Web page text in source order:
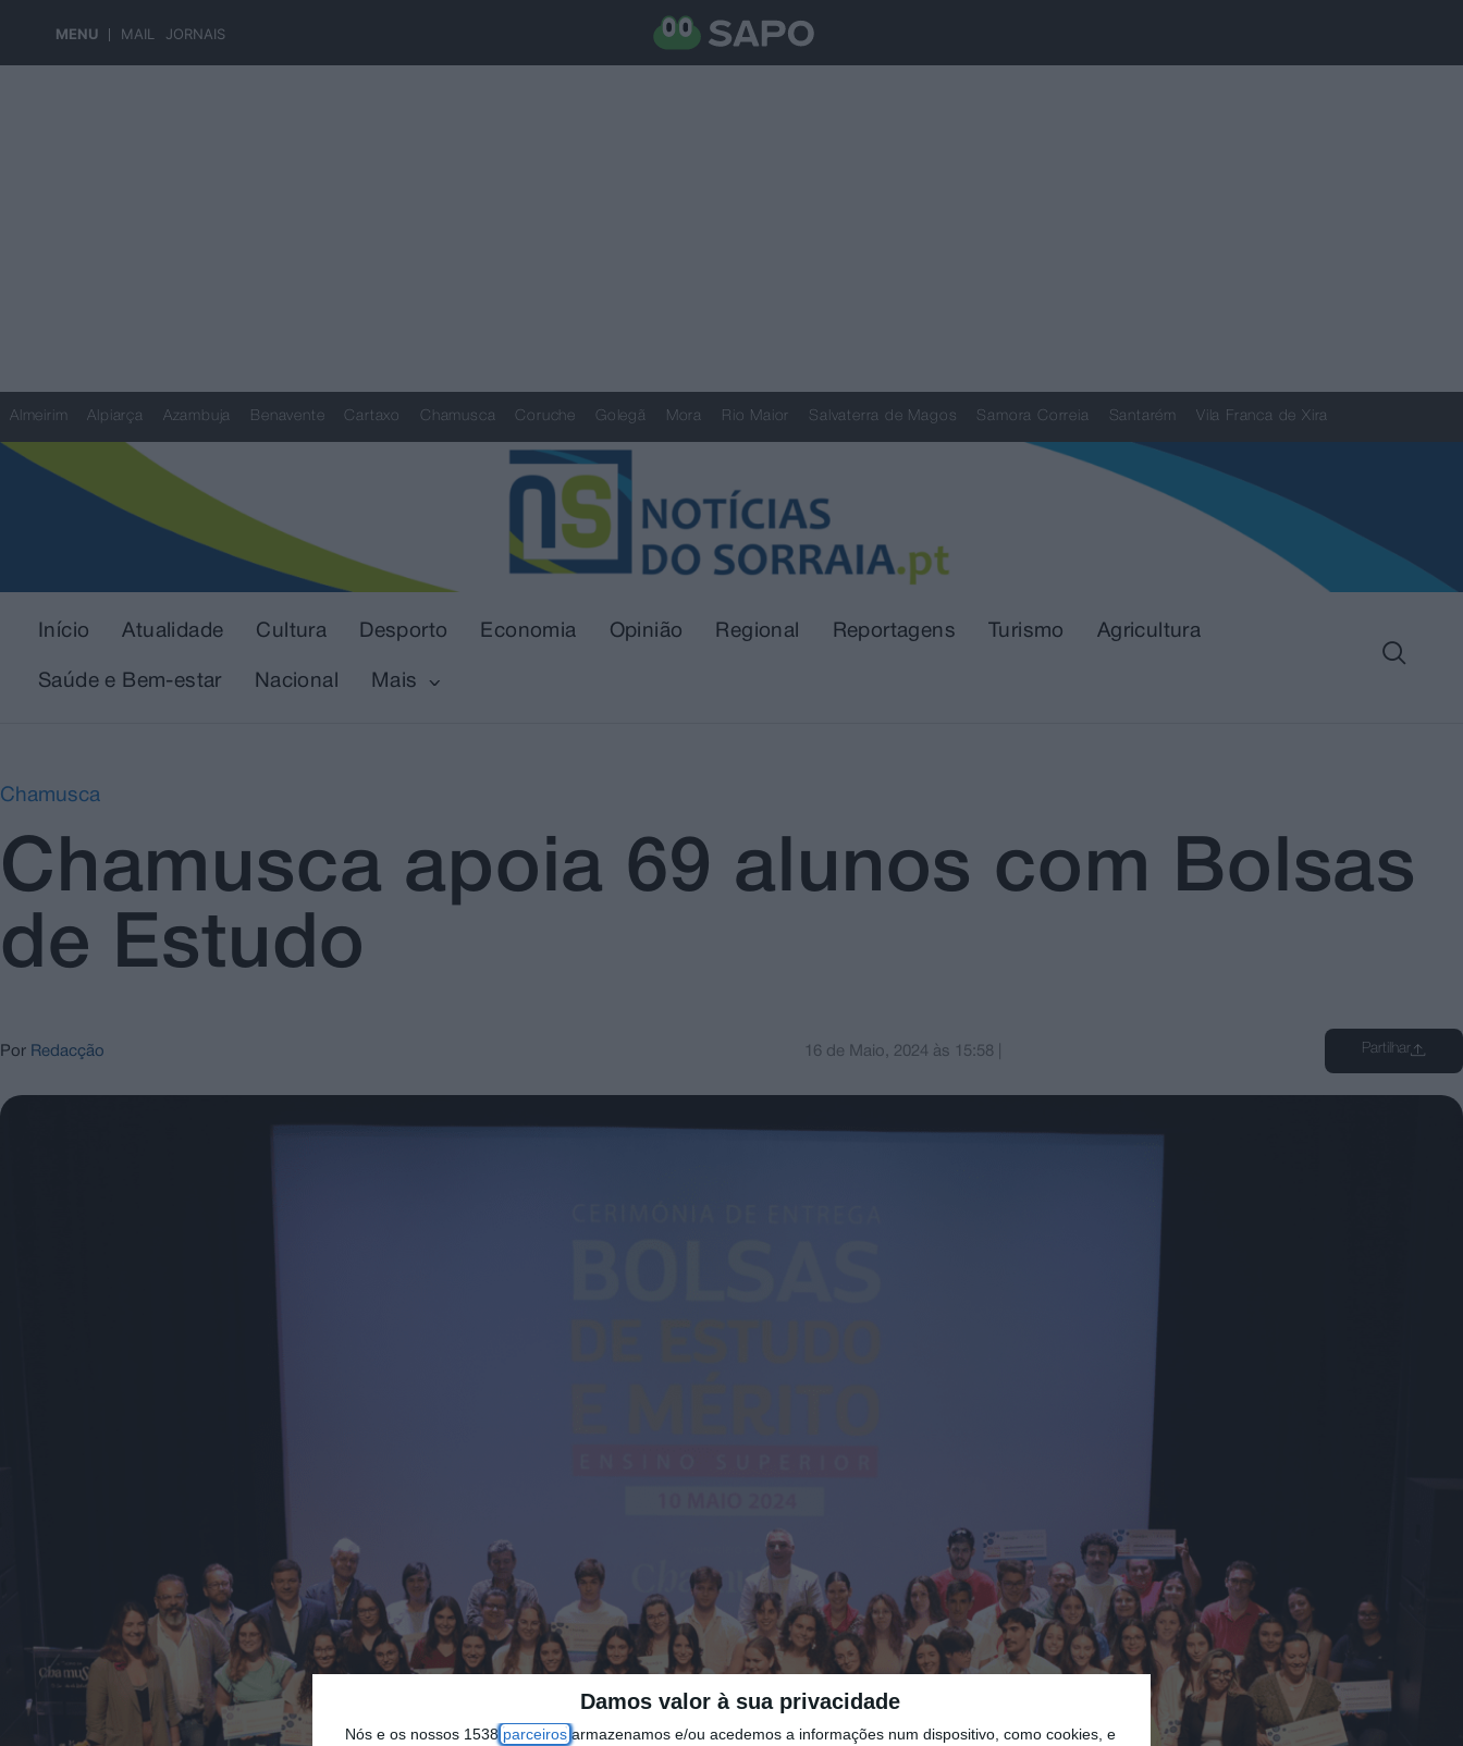
Damos valor à sua privacidade
Nós e os nossos 1538 parceiros armazenamos e/ou acedemos a informações num dispositivo, como cookies, e
MENU MAIL JORNAIS
Almeirim Alpiarça Azambuja Benavente Cartaxo Chamusca Coruche Golegã Mora Rio Maior Salvaterra de Magos Samora Correia Santarém Vila Franca de Xira
Início Atualidade Cultura Desporto Economia Opinião Regional Reportagens Turismo Agricultura
Saúde e Bem-estar Nacional Mais
Chamusca
Chamusca apoia 69 alunos com Bolsas
de Estudo
Por Redacção 16 de Maio, 2024 às 15:58 Partilhar